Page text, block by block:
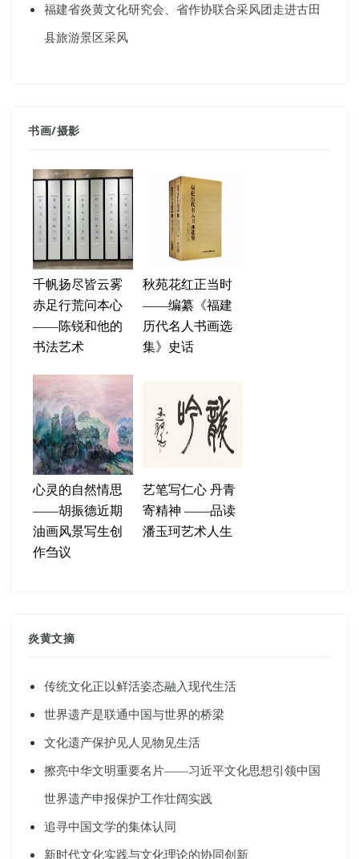
福建省炎黄文化研究会、省作协联合采风团走进古田
县旅游景区采风
书画/摄影
千帆扬尽皆云雾
赤足行荒问本心
——陈锐和他的
书法艺术
秋苑花红正当时
——编纂《福建
历代名人书画选
集》史话
心灵的自然情思
——胡振德近期
油画风景写生创
作刍议
艺笔写仁心 丹青
寄精神 ——品读
潘玉珂艺术人生
炎黄文摘
传统文化正以鲜活姿态融入现代生活
世界遗产是联通中国与世界的桥梁
文化遗产保护见人见物见生活
擦亮中华文明重要名片——习近平文化思想引领中国
世界遗产申报保护工作壮阔实践
追寻中国文学的集体认同
新时代文化实践与文化理论的协同创新